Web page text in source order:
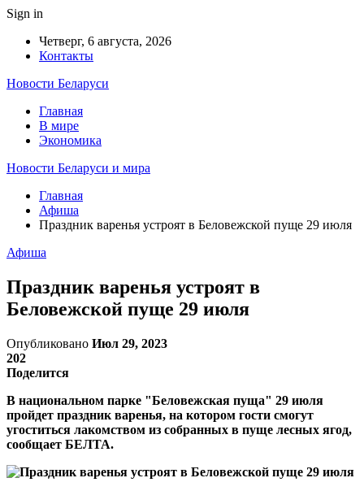
Sign in
Четверг, 6 августа, 2026
Контакты
Новости Беларуси
Главная
В мире
Экономика
Новости Беларуси и мира
Главная
Афиша
Праздник варенья устроят в Беловежской пуще 29 июля
Афиша
Праздник варенья устроят в
Беловежской пуще 29 июля
Опубликовано Июл 29, 2023
202
Поделится
В национальном парке "Беловежская пуща" 29 июля
пройдет праздник варенья, на котором гости смогут
угоститься лакомством из собранных в пуще лесных ягод,
сообщает БЕЛТА.